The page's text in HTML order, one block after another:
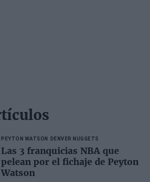
PEYTON WATSON DENVER NUGGETS
Las 3 franquicias NBA que
pelean por el fichaje de Peyton
Watson